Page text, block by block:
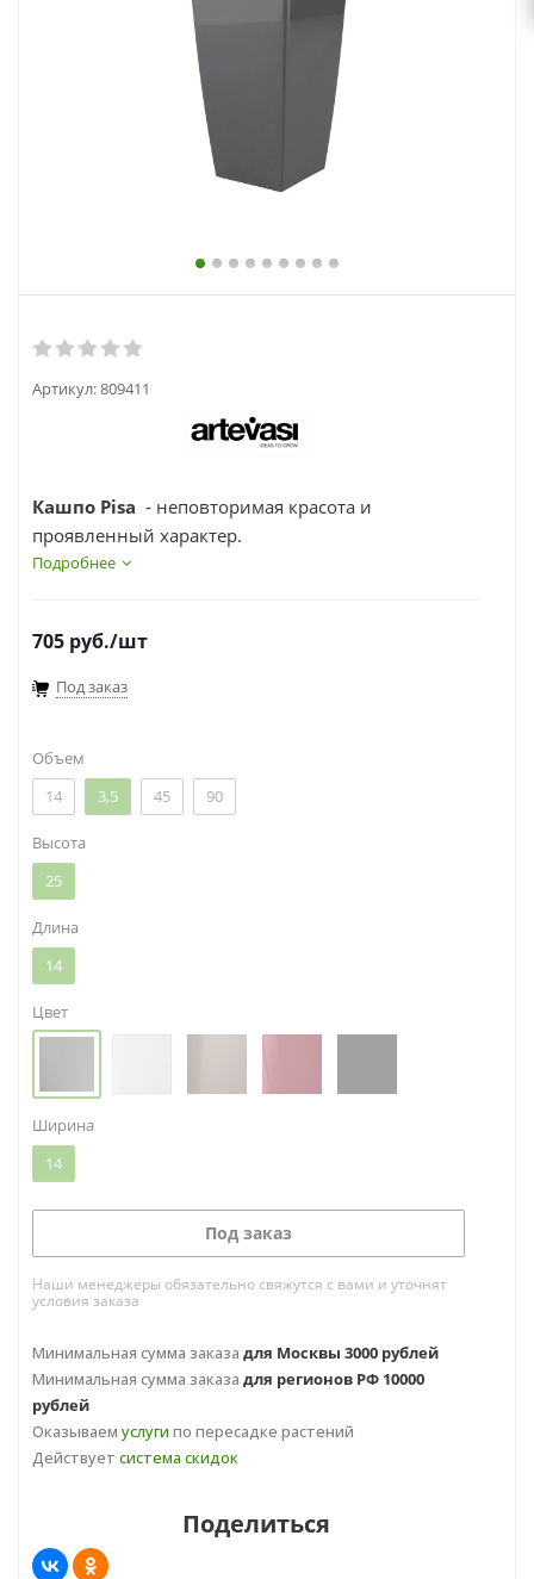
zakaz@topcvetok.ru
Артикул:809411
Кашпо Pisa - неповторимая красота и
проявленный характер.
Подробнее
705 руб./шт
Под заказ
Объем
14
3,5 45 90
Высота
25
Длина
14
Цвет
Ширина
14
Под заказ
Наши менеджеры обязательно свяжутся с вами и уточнят
условия заказа
Минимальная сумма заказа для Москвы 3000 рублей
Минимальная сумма заказа для регионов РФ 10000
рублей
Оказываем услуги по пересадке растений
Действует система скидок
Поделиться